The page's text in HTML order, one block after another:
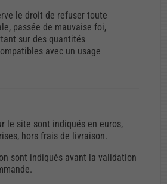
le droit de refuser toute
passée de mauvaise foi,
sur des quantités
avec un usage
le site sont indiqués en euros,
hors frais de livraison.
sont indiqués avant la validation